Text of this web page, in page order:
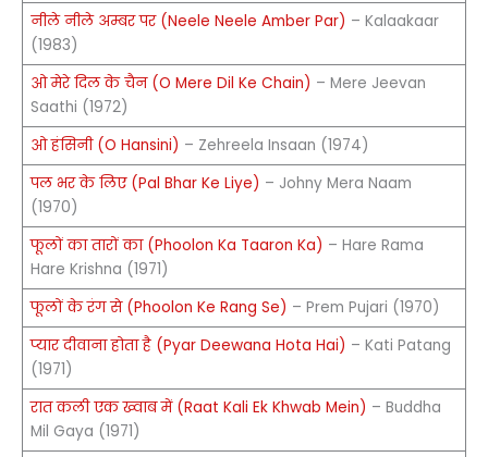
नीले नीले अम्बर पर (Neele Neele Amber Par) – Kalaakaar
(1983)
ओ मेरे दिल के चैन (O Mere Dil Ke Chain) – Mere Jeevan
Saathi (1972)
ओ हंसिनी (O Hansini) – Zehreela Insaan (1974)
पल भर के लिए (Pal Bhar Ke Liye) – Johny Mera Naam
(1970)
फूलों का तारों का (Phoolon Ka Taaron Ka) – Hare Rama
Hare Krishna (1971)
फूलों के रंग से (Phoolon Ke Rang Se) – Prem Pujari (1970)
प्यार दीवाना होता है (Pyar Deewana Hota Hai) – Kati Patang
(1971)
रात कली एक ख्वाब में (Raat Kali Ek Khwab Mein) – Buddha
Mil Gaya (1971)